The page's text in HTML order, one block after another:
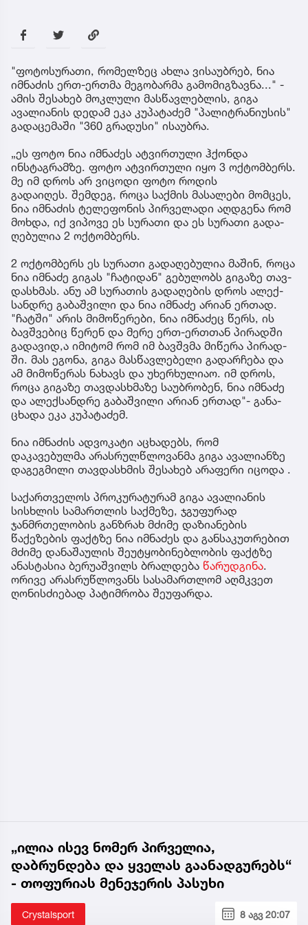
"ფოტოსურათი, რომელზეც ახლა ვისაუბრებ, ნია
იმნაძის ერთ-ერთმა მეგობარმა გამომიგზავნა..." -
ამის შესახებ მოკლული მასწავლებლის, გიგა
ავალიანის დედამ ეკა კუპატაძემ "პალიტრანიუსის"
გადაცემაში "360 გრადუსი" ისაუბრა.
„ეს ფოტო ნია იმნაძეს ატვირთული ჰქონდა
ინსტაგრამზე. ფოტო ატვირთული იყო 3 ოქტომბერს.
მე იმ დროს არ ვიცოდი ფოტო როდის
გადაიღეს. შემ­დეგ, როცა საქ­მის მა­სა­ლე­ბი მომ­ცეს,
ნია იმ­ნა­ძის ტე­ლე­ფო­ნის პირ­ვე­ლა­დი აღ­დგე­ნა რომ
მოხ­და, იქ ვი­პო­ვე ეს სუ­რა­თი და ეს სუ­რა­თი გა­და­
ღე­ბუ­ლია 2 ოქ­ტომ­ბერს.
2 ოქ­ტომ­ბერს ეს სუ­რა­თი გა­და­ღე­ბუ­ლია მა­შინ, როცა
ნია იმ­ნა­ძე გი­გას "ჩა­ტი­დან" გე­ბუ­ლობს გი­გა­ზე თავ­
დას­ხმას. ანუ ამ სუ­რა­თის გა­და­ღე­ბის დროს ალექ­
სან­დრე გა­ბაშ­ვი­ლი და ნია იმ­ნა­ძე არი­ან ერ­თად.
"ჩატ­ში" არის მი­მო­წე­რე­ბი, ნია იმ­ნა­ძეც წერს, ის
ბავ­შვე­ბიც წე­რენ და მერე ერთ-ერ­თთან პი­რად­ში
გა­და­ვი­დ,ა იმი­ტომ რომ იმ ბავ­შვმა მი­წე­რა პი­რად­
ში. მას ეგო­ნა, გიგა მას­წავ­ლე­ბე­ლი გა­დარ­ჩე­ბა და
ამ მი­მო­წე­რას ნა­ხავს და უხერ­ხუ­ლი­აო. იმ დროს,
როცა გი­გა­ზე თავ­დას­ხმა­ზე სა­უბ­რო­ბენ, ნია იმ­ნა­ძე
და ალექ­სან­დრე გა­ბაშ­ვი­ლი არი­ან ერ­თად"- გა­ნა­
ცხა­და ეკა კუ­პა­ტა­ძემ.
ნია იმნაძის ადვოკატი აცხადებს, რომ
დაკავებულმა არასრულწლოვანმა გიგა ავალიანზე
დაგეგმილი თავდასხმის შესახებ არაფერი იცოდა .
საქართველოს პროკურატურამ გიგა ავალიანის
სისხლის სამართლის საქმეზე, ჯგუფურად
ჯანმრთელობის განზრახ მძიმე დაზიანების
წაქეზების ფაქტზე ნია იმნაძეს და განსაკუთრებით
მძიმე დანაშაულის შეუტყობინებლობის ფაქტზე
ანასტასია ბერუაშვილს ბრალდება წარუდგინა.
ორივე არასრუწლოვანს სასამართლომ აღმკვეთ
ღონისძიებად პატიმრობა შეუფარდა.
„ილია ისევ ნომერ პირველია,
დაბრუნდება და ყველას გაანადგურებს“
- თოფურიას მენეჯერის პასუხი
Crystalsport 8 აგვ 20:07